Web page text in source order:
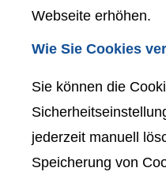
Webseite erhöhen.
Wie Sie Cookies
Sie können die
jederzeit manuell
Speicherung von